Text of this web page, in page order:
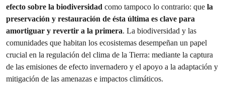
efecto sobre la biodiversidad como tampoco lo contrario: que la
preservación y restauración de ésta última es clave para
amortiguar y revertir a la primera. La biodiversidad y las
comunidades que habitan los ecosistemas desempeñan un papel
crucial en la regulación del clima de la Tierra: mediante la captura
de las emisiones de efecto invernadero y el apoyo a la adaptación y
mitigación de las amenazas e impactos climáticos.